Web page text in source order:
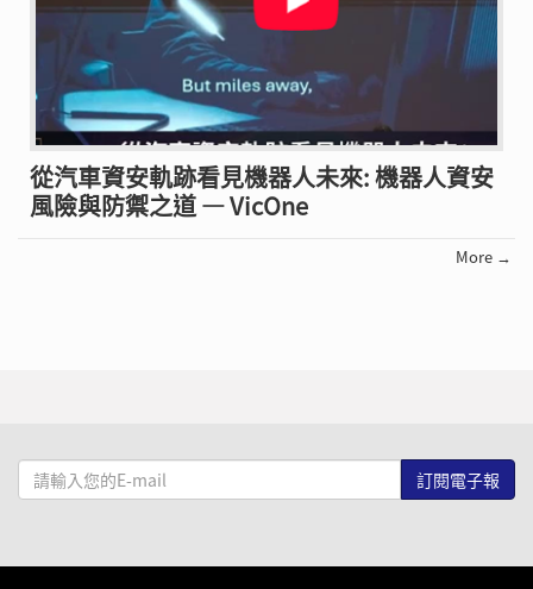
從汽車資安軌跡看見機器人未來: 機器人資安
風險與防禦之道 — VicOne
More →
請
輸